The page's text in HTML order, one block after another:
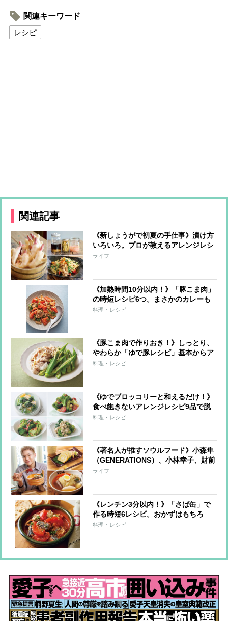
関連キーワード
レシピ
関連記事
《新しょうがで初夏の手仕事》漬け方
いろいろ。プロが教えるアレンジレシ
ピも必見！
ライフ
《加熱時間10分以内！》「豚こま肉」
の時短レシピ6つ。まさかのカレーも
煮込まずOK！
料理・レシピ
《豚こま肉で作りおき！》しっとり、
やわらか「ゆで豚レシピ」基本からア
レンジまで全9レシピ
料理・レシピ
《ゆでブロッコリーと和えるだけ！》
食べ飽きないアレンジレシピ9品で脱
マンネリ！
料理・レシピ
《著名人が推すソウルフード》小森隼
（GENERATIONS）、小林幸子、財前
直見らが愛する味は？お店やお取り寄
ライフ
《レンチン3分以内！》「さば缶」で
作る時短6レシピ。おかずはもちろ
ん、サンドもごはん系もおまかせ！
料理・レシピ